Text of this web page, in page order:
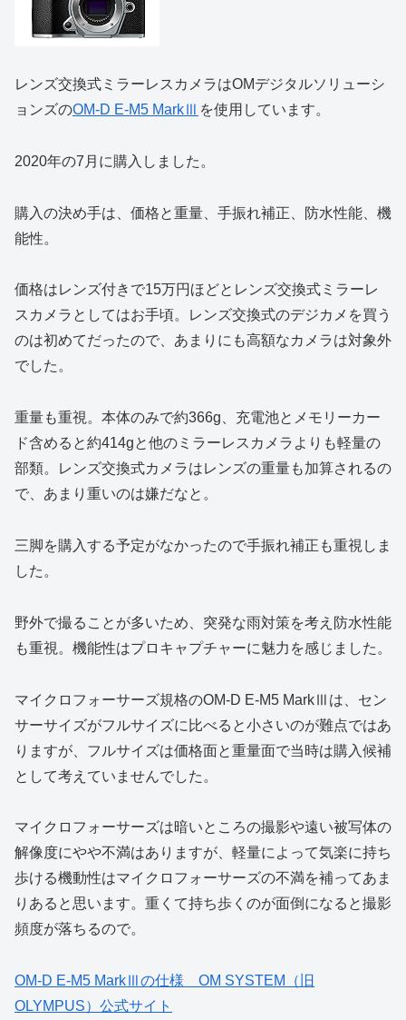
レンズ交換式ミラーレスカメラはOMデジタルソリューシ
ョンズのOM-D E-M5 MarkⅢ を使用しています。
2020年の7月に購入しました。
購入の決め手は、価格と重量、手振れ補正、防水性能、機
能性。
価格はレンズ付きで15万円ほどとレンズ交換式ミラーレ
スカメラとしてはお手頃。レンズ交換式のデジカメを買う
のは初めてだったので、あまりにも高額なカメラは対象外
でした。
重量も重視。本体のみで約366g、充電池とメモリーカー
ド含めると約414gと他のミラーレスカメラよりも軽量の
部類。レンズ交換式カメラはレンズの重量も加算されるの
で、あまり重いのは嫌だなと。
三脚を購入する予定がなかったので手振れ補正も重視しま
した。
野外で撮ることが多いため、突発な雨対策を考え防水性能
も重視。機能性はプロキャプチャーに魅力を感じました。
マイクロフォーサーズ規格のOM-D E-M5 MarkⅢは、セン
サーサイズがフルサイズに比べると小さいのが難点ではあ
りますが、フルサイズは価格面と重量面で当時は購入候補
として考えていませんでした。
マイクロフォーサーズは暗いところの撮影や遠い被写体の
解像度にやや不満はありますが、軽量によって気楽に持ち
歩ける機動性はマイクロフォーサーズの不満を補ってあま
りあると思います。重くて持ち歩くのが面倒になると撮影
頻度が落ちるので。
OM-D E-M5 MarkⅢの仕様 OM SYSTEM（旧
OLYMPUS）公式サイト